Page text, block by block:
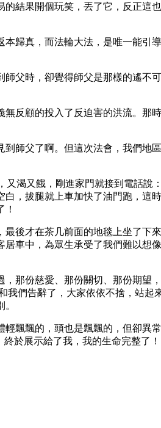
結果開個玩笑，丟了它，反正這
歸真，而法輪大法，是唯一能引
父時，卻覺得師父是那樣的遙不
反顧的投入了反迫害的洪流。那
師父了啊。但這次法會，我們地
渴又餓，剛進家門就接到電話說
，拔腿就上車加快了油門跑，這
後才在茶几前面的地毯上坐了下
車中，為眾生承受了我們難以想
那份慈愛、那份關切、那份期望
們告辭了，大家依依不捨，站起
飄飄的，頭也是飄飄的，但卻異
於展示給了我，我的生命完整了！